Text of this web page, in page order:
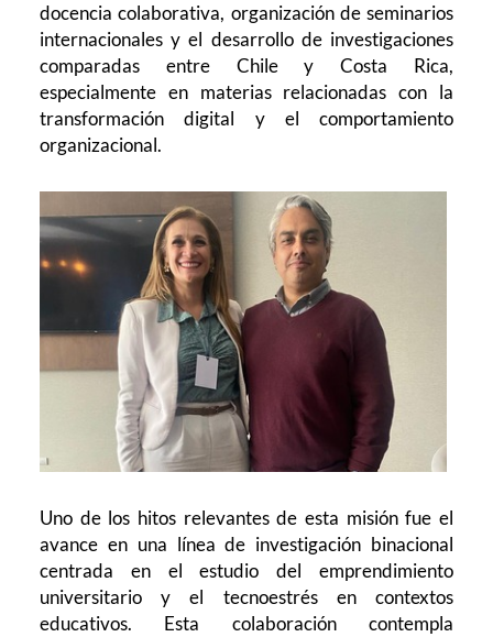
docencia colaborativa, organización de seminarios
internacionales y el desarrollo de investigaciones
comparadas entre Chile y Costa Rica,
especialmente en materias relacionadas con la
transformación digital y el comportamiento
organizacional.
Uno de los hitos relevantes de esta misión fue el
avance en una línea de investigación binacional
centrada en el estudio del emprendimiento
universitario y el tecnoestrés en contextos
educativos. Esta colaboración contempla